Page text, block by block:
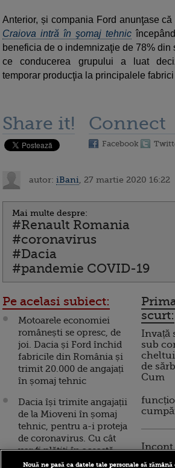
Anterior, și compania Ford anunţase că
Craiova intră în şomaj tehnic
beneficia de o indemnizaţie de 78% din
ce conducerea grupului a luat
temporar producţia la principalele
Share it! Connect
Facebook
autor: iBani , 27 martie 2020 16:22
Mai multe despre:
#Renault Romania
#coronavirus
#Dacia
#pandemie COVID-19
Pe acelasi subiect:
Motoarele economiei
românești se opresc, de
joi. Dacia și Ford închid
fabricile din România și
trimit 20.000 de angajați
în șomaj tehnic
Dacia își trimite angajații
de la Mioveni în șomaj
tehnic, pentru a-i proteja
de coronavirus. Cu cât
vor fi plătiți în această
perioadă
scurt:
Invață
sub
de
Cum
Incont
Nouă ne pasă ca datele tale personale să